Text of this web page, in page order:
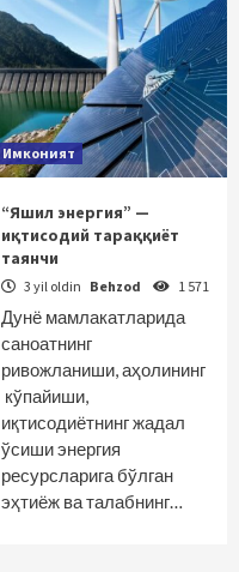
Имконият
“Яшил энергия” —
иқтисодий тараққиёт
таянчи
3 yil oldin Behzod 1 571
Дунё мамлакатларида
саноатнинг
ривожланиши, аҳолининг
кўпайиши,
иқтисодиётнинг жадал
ўсиши энергия
ресурсларига бўлган
эҳтиёж ва талабнинг…